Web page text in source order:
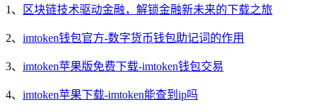
1、 区块链技术驱动金融，解锁金融新未来的下载之旅
2、 imtoken钱包官方-数字货币钱包助记词的作用
3、 imtoken苹果版免费下载-imtoken钱包交易
4、 imtoken苹果下载-imtoken能查到ip吗